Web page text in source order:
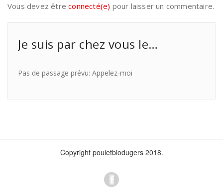
Vous devez êtreconnecté(e) pour laisser un commentaire.
Je suis par chez vous le…
Pas de passage prévu: Appelez-moi
Copyright pouletbiodugers 2018.